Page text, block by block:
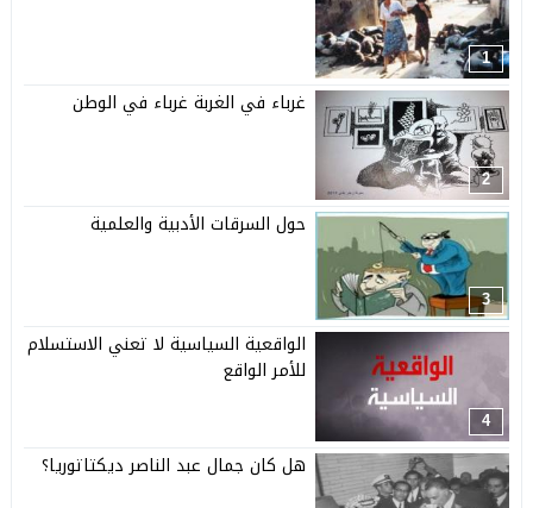
1
2
غرباء في الغربة غرباء في الوطن
3
حول السرقات الأدبية والعلمية
4
الواقعية السياسية لا تعني الاستسلام
للأمر الواقع
هل كان جمال عبد الناصر ديكتاتوريا؟